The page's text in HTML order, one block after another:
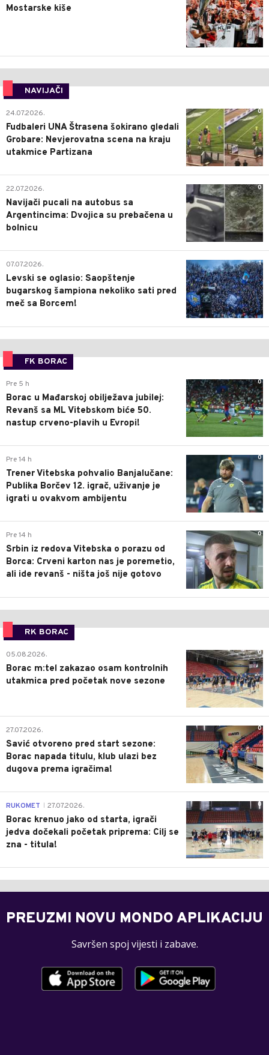
Mostarske kiše
NAVIJAČI
0
24.07.2026.
Fudbaleri UNA Štrasena šokirano gledali
Grobare: Nevjerovatna scena na kraju
utakmice Partizana
0
22.07.2026.
Navijači pucali na autobus sa
Argentincima: Dvojica su prebačena u
bolnicu
1
07.07.2026.
Levski se oglasio: Saopštenje
bugarskog šampiona nekoliko sati pred
meč sa Borcem!
FK BORAC
0
Pre 5 h
Borac u Mađarskoj obilježava jubilej:
Revanš sa ML Vitebskom biće 50.
nastup crveno-plavih u Evropi!
0
Pre 14 h
Trener Vitebska pohvalio Banjalučane:
Publika Borčev 12. igrač, uživanje je
igrati u ovakvom ambijentu
0
Pre 14 h
Srbin iz redova Vitebska o porazu od
Borca: Crveni karton nas je poremetio,
ali ide revanš - ništa još nije gotovo
RK BORAC
0
05.08.2026.
Borac m:tel zakazao osam kontrolnih
utakmica pred početak nove sezone
0
27.07.2026.
Savić otvoreno pred start sezone:
Borac napada titulu, klub ulazi bez
dugova prema igračima!
0
RUKOMET 27.07.2026.
Borac krenuo jako od starta, igrači
jedva dočekali početak priprema: Cilj se
zna - titula!
PREUZMI NOVU MONDO APLIKACIJU
Savršen spoj vijesti i zabave.